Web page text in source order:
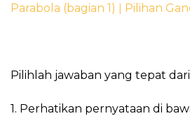
Parabola (bagian 1) ǀ Pilihan
Pilihlah jawaban yang tepat
1. Perhatikan pernyataan di